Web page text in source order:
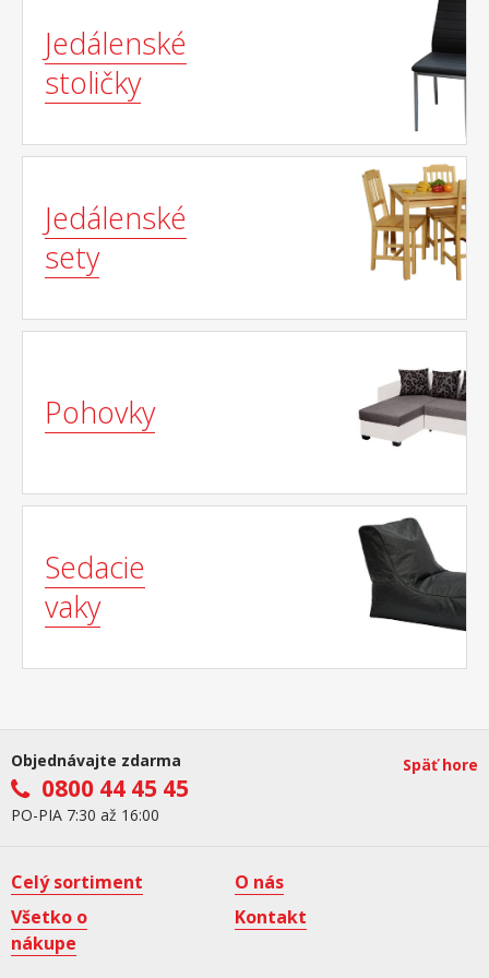
Jedálenské
stoličky
Jedálenské
sety
Pohovky
Sedacie
vaky
Objednávajte zdarma
0800 44 45 45
PO-PIA 7:30 až 16:00
Späť hore
Celý sortiment
O nás
Všetko o
nákupe
Kontakt